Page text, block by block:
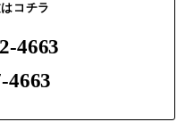
コチラ
4663
4663